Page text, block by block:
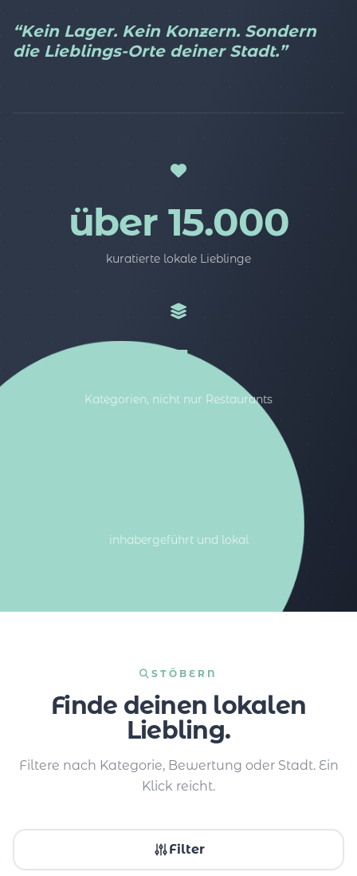
“Kein Lager. Kein Konzern. Sondern
die Lieblings-Orte deiner Stadt.”
über 15.000
kuratierte lokale Lieblinge
5
Kategorien, nicht nur Restaurants
inhabergeführt und lokal
STÖBERN
Finde deinen lokalen
Liebling.
Filtere nach Kategorie, Bewertung oder Stadt. Ein
Klick reicht.
Filter